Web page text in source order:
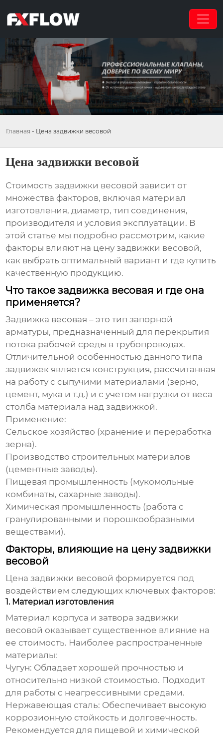
Главная - Цена задвижки весовой
Цена задвижки весовой
Стоимостьзадвижки весовой зависит от
множества факторов, включая материал
изготовления, диаметр, тип соединения,
производителя и условия эксплуатации. В
этой статье мы подробно рассмотрим, какие
факторы влияют на цену задвижки весовой,
как выбрать оптимальный вариант и где купить
качественную продукцию.
Что такое задвижка весовая и где она
применяется?
Задвижка весовая – это тип запорной
арматуры, предназначенный для перекрытия
потока рабочей среды в трубопроводах.
Отличительной особенностью данного типа
задвижек является конструкция, рассчитанная
на работу с сыпучими материалами (зерно,
цемент, мука и т.д.) и с учетом нагрузки от веса
столба материала над задвижкой.
Применение:
Сельское хозяйство (хранение и переработка
зерна).
Производство строительных материалов
(цементные заводы).
Пищевая промышленность (мукомольные
комбинаты, сахарные заводы).
Химическая промышленность (работа с
гранулированными и порошкообразными
веществами).
Факторы, влияющие на цену задвижки
весовой
Цена задвижки весовой формируется под
воздействием следующих ключевых факторов:
1. Материал изготовления
Материал корпуса и затворазадвижки
весовой оказывает существенное влияние на
ее стоимость. Наиболее распространенные
материалы:
Чугун: Обладает хорошей прочностью и
относительно низкой стоимостью. Подходит
для работы с неагрессивными средами.
Нержавеющая сталь: Обеспечивает высокую
коррозионную стойкость и долговечность.
Рекомендуется для пищевой и химической